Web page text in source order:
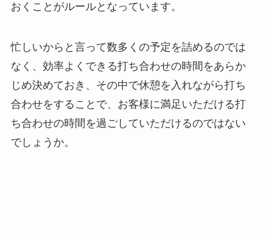
おくことがルールとなっています。
忙しいからと言って数多くの予定を詰めるのでは
なく、効率よくできる打ち合わせの時間をあらか
じめ決めておき、その中で休憩を入れながら打ち
合わせをすることで、お客様に満足いただける打
ち合わせの時間を過ごしていただけるのではない
でしょうか。